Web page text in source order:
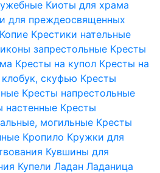
Киоты для храма
для преждеосвященных
Копие Крестики нательные
запрестольные Кресты
Кресты на купол Кресты на
скуфью Кресты
Кресты напрестольные
настенные Кресты
могильные Кресты
Кропило Кружки для
Кувшины для
Купели Ладан Ладаница